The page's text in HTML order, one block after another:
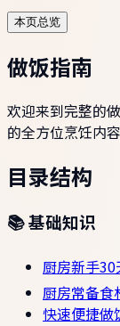
本页总览
做饭指南
欢迎来到完整的
的全方位烹饪内容
目录结构
📚 基础知识
厨房新手
厨房常备食
快速便捷做